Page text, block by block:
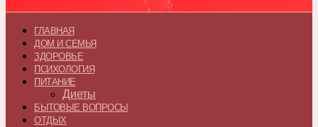
ГЛАВНАЯ
ДОМ И СЕМЬЯ
ЗДОРОВЬЕ
ПСИХОЛОГИЯ
ПИТАНИЕ
Диеты
БЫТОВЫЕ ВОПРОСЫ
ОТДЫХ